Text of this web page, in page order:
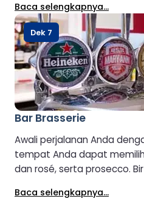
berbagi, menciptakan
menyenangkan untuk
perjalanan.
Baca selengkapnya...
Bar Brasserie
Awali perjalanan Anda
tempat Anda dapat
dan rosé, serta prosecco.
menemukan beragam
Baca selengkapnya...
Dek 7